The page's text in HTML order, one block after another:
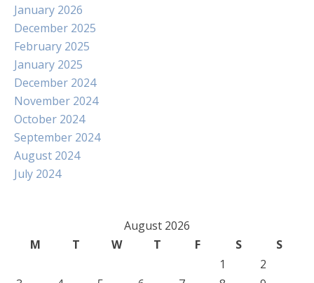
January 2026
December 2025
February 2025
January 2025
December 2024
November 2024
October 2024
September 2024
August 2024
July 2024
August 2026
M
T W T F S
S
1
2